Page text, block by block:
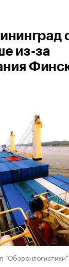
из-за
"Оборонлогистики"